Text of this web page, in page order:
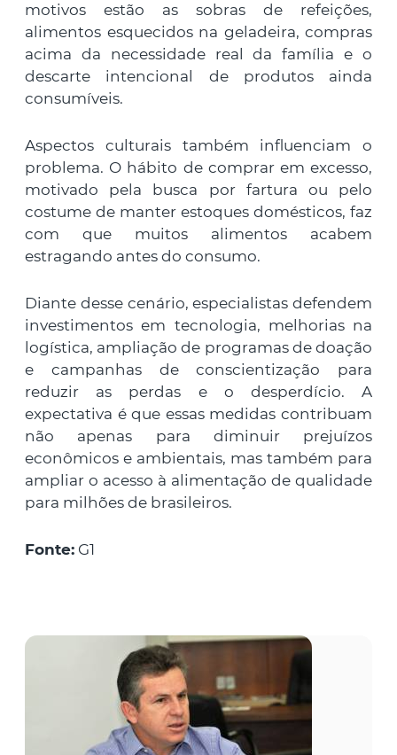
motivos estão as sobras de refeições,
alimentos esquecidos na geladeira, compras
acima da necessidade real da família e o
descarte intencional de produtos ainda
consumíveis.
Aspectos culturais também influenciam o
problema. O hábito de comprar em excesso,
motivado pela busca por fartura ou pelo
costume de manter estoques domésticos, faz
com que muitos alimentos acabem
estragando antes do consumo.
Diante desse cenário, especialistas defendem
investimentos em tecnologia, melhorias na
logística, ampliação de programas de doação
e campanhas de conscientização para
reduzir as perdas e o desperdício. A
expectativa é que essas medidas contribuam
não apenas para diminuir prejuízos
econômicos e ambientais, mas também para
ampliar o acesso à alimentação de qualidade
para milhões de brasileiros.
Fonte: G1